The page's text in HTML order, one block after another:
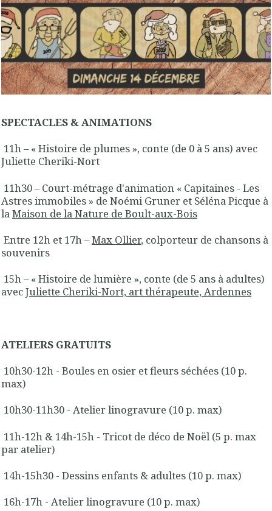
SPECTACLES & ANIMATIONS
11h – « Histoire de plumes », conte (de 0 à 5 ans) avec
Juliette Cheriki-Nort
11h30 – Court-métrage d'animation « Capitaines - Les
Astres immobiles » de Noémi Gruner et Séléna Picque à
laMaison de la Nature de Boult-aux-Bois
Entre 12h et 17h –Max Ollier, colporteur de chansons à
souvenirs
15h – « Histoire de lumière », conte (de 5 ans à adultes)
avecJuliette Cheriki-Nort, art thérapeute, Ardennes
ATELIERS GRATUITS
10h30-12h - Boules en osier et fleurs séchées (10 p.
max)
10h30-11h30 - Atelier linogravure (10 p. max)
11h-12h & 14h-15h - Tricot de déco de Noël (5 p. max
par atelier)
14h-15h30 - Dessins enfants & adultes (10 p. max)
16h-17h - Atelier linogravure (10 p. max)